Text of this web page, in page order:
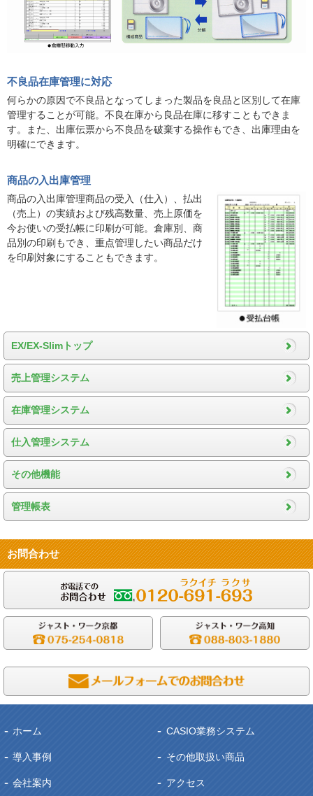
不良品在庫管理に対応
何らかの原因で不良品となってしまった製品を良品と区別して在庫
管理することが可能。不良在庫から良品在庫に移すこともできま
す。また、出庫伝票から不良品を破棄する操作もでき、出庫理由を
明確にできます。
商品の入出庫管理
商品の入出庫管理商品の受入（仕入）、払出
（売上）の実績および残高数量、売上原価を
今お使いの受払帳に印刷が可能。倉庫別、商
品別の印刷もでき、重点管理したい商品だけ
を印刷対象にすることもできます。
EX/EX-Slimトップ
売上管理システム
在庫管理システム
仕入管理システム
その他機能
管理帳表
お問合わせ
ホーム CASIO業務システム
導入事例 その他取扱い商品
会社案内 アクセス